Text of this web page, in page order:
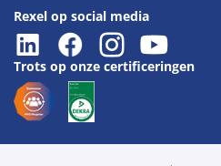
Rexel op social media
Trots op onze certificeringen